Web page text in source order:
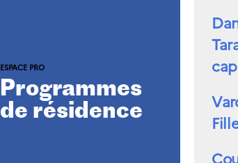
Page
parente
ESPACE PRO
Programmes
de résidence